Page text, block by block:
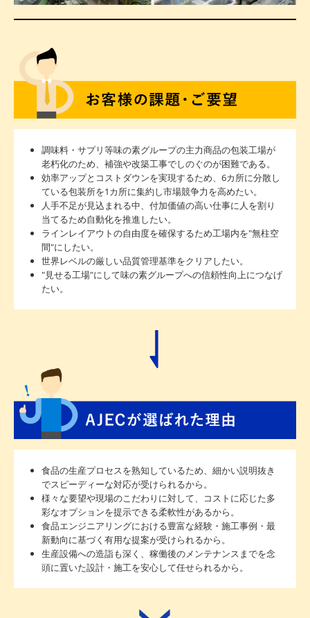
調味料・サプリ等味の素グループの主力商品の包装工場が
老朽化のため、補強や改築工事でしのぐのが困難である。
効率アップとコストダウンを実現するため、6カ所に分散し
ている包装所を1カ所に集約し市場競争力を高めたい。
人手不足が見込まれる中、付加価値の高い仕事に人を割り
当てるため自動化を推進したい。
ラインレイアウトの自由度を確保するため工場内を"無柱空
間"にしたい。
世界レベルの厳しい品質管理基準をクリアしたい。
"見せる工場"にして味の素グループへの信頼性向上につなげ
たい。
食品の生産プロセスを熟知しているため、細かい説明抜き
でスピーディーな対応が受けられるから。
様々な要望や現場のこだわりに対して、コストに応じた多
彩なオプションを提示できる柔軟性があるから。
食品エンジニアリングにおける豊富な経験・施工事例・最
新動向に基づく有用な提案が受けられるから。
生産設備への造詣も深く、稼働後のメンテナンスまでを念
頭に置いた設計・施工を安心して任せられるから。